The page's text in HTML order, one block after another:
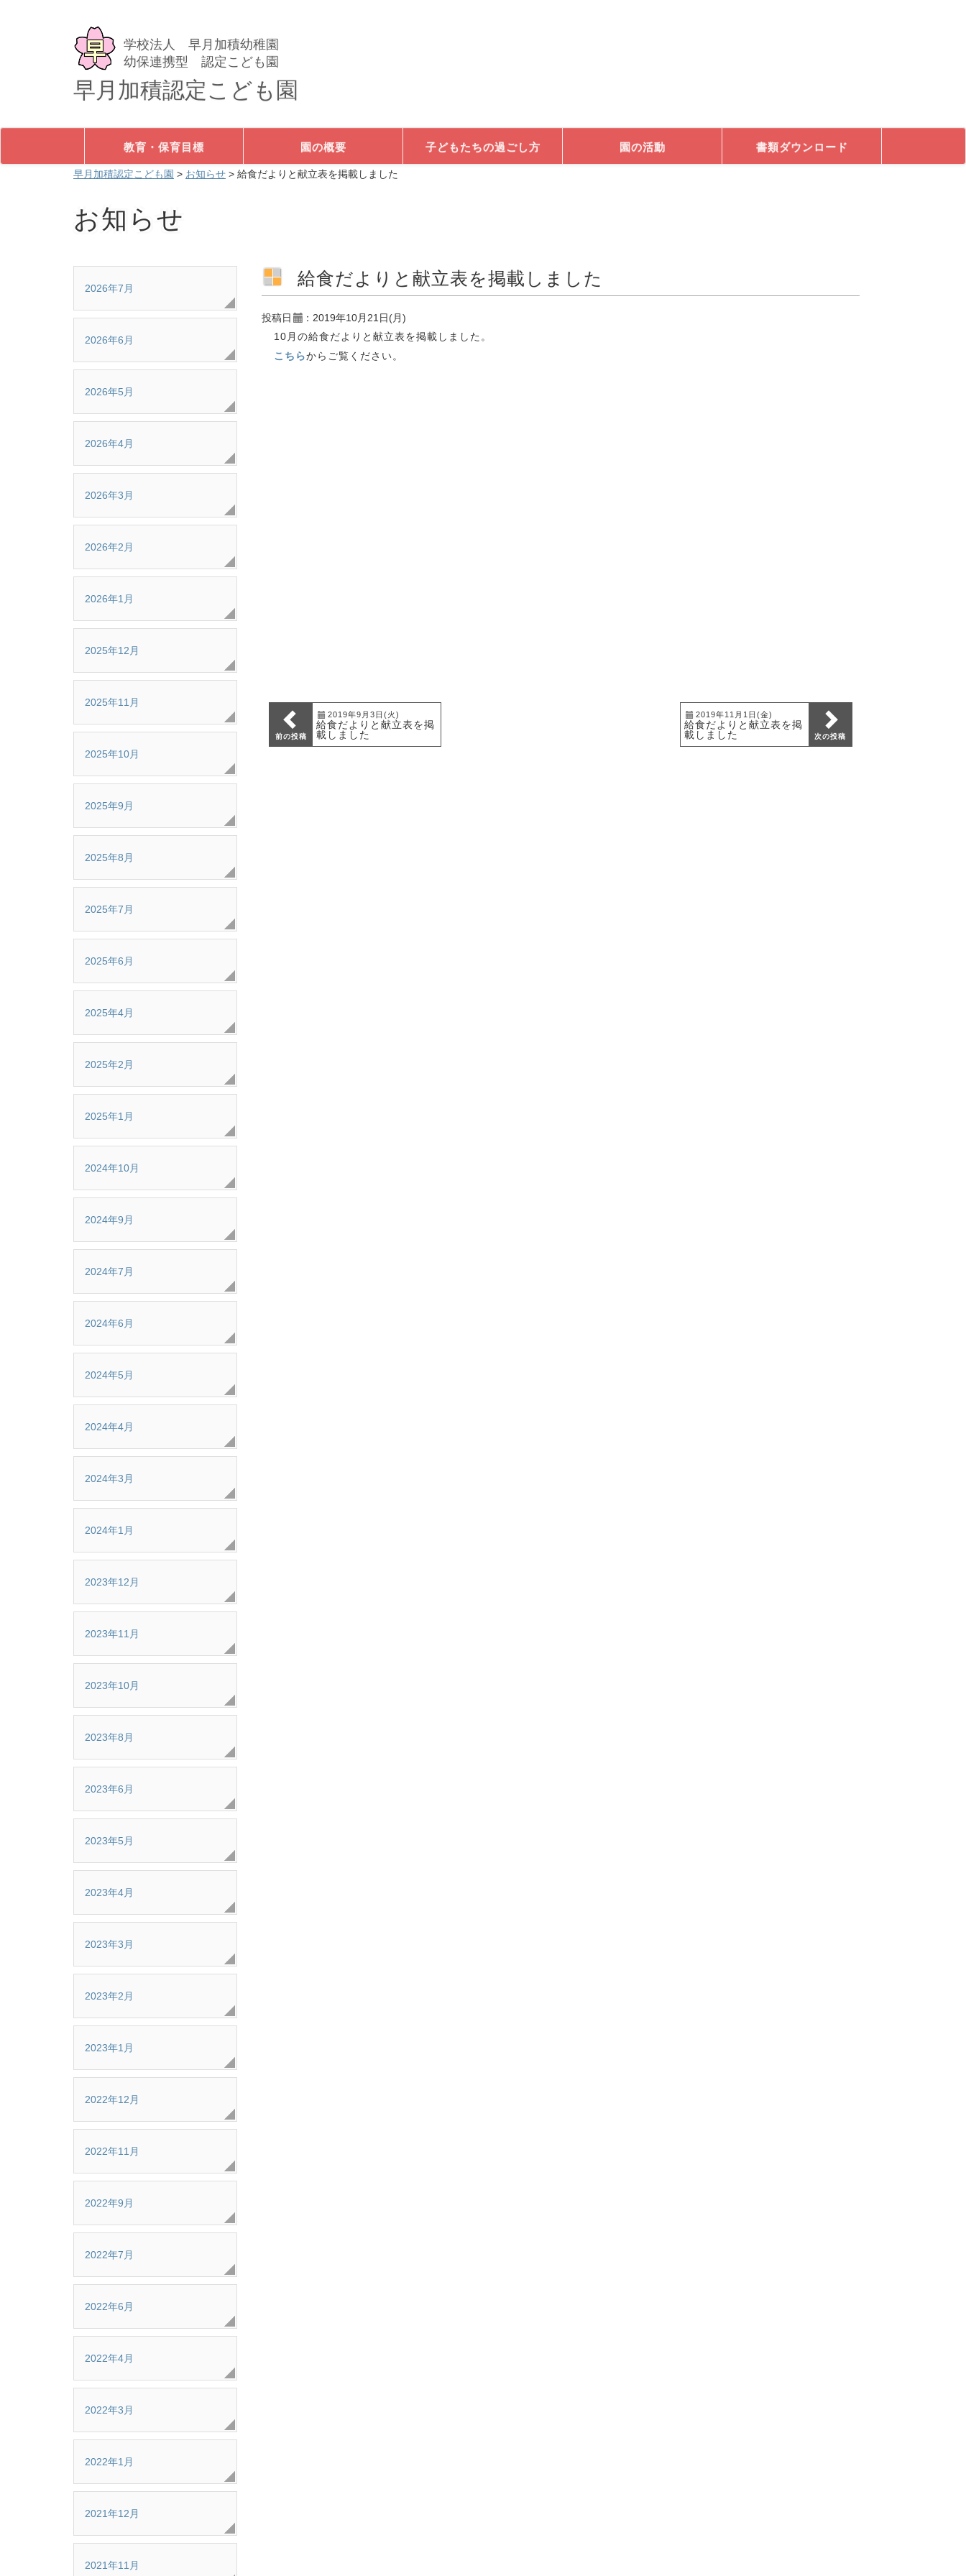
学校法人 早月加積幼稚園
幼保連携型 認定こども園
早月加積認定こども園
教育・保育目標 園の概要 子どもたちの過ごし方 園の活動 書類ダウンロード
早月加積認定こども園 > お知らせ > 給食だよりと献立表を掲載しました
お知らせ
2026年7月
2026年6月
2026年5月
2026年4月
2026年3月
2026年2月
2026年1月
2025年12月
2025年11月
2025年10月
2025年9月
2025年8月
2025年7月
2025年6月
2025年4月
2025年2月
2025年1月
2024年10月
2024年9月
2024年7月
2024年6月
2024年5月
2024年4月
2024年3月
2024年1月
2023年12月
2023年11月
2023年10月
2023年8月
2023年6月
2023年5月
2023年4月
2023年3月
2023年2月
2023年1月
2022年12月
2022年11月
2022年9月
2022年7月
2022年6月
2022年4月
2022年3月
2022年1月
2021年12月
2021年11月
給食だよりと献立表を掲載しました
投稿日
：2019年10月21日(月)
10月の給食だよりと献立表を掲載しました。
こちらからご覧ください。
前の投稿
2019年9月3日(火)
給食だよりと献立表を掲
載しました
次の投稿
2019年11月1日(金)
給食だよりと献立表を掲
載しました